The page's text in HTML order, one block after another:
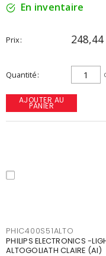
En inventaire
Prix 248,44
Quantité
AJOUTER AU
PANIER
PHIC400S51ALTO
PHILIPS ELECTRONICS -
ALTOGOLIATH CLAIRE (AI)